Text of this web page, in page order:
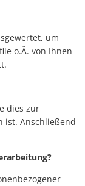
um
o.Ä. von Ihnen
dies zur
ist. Anschließend